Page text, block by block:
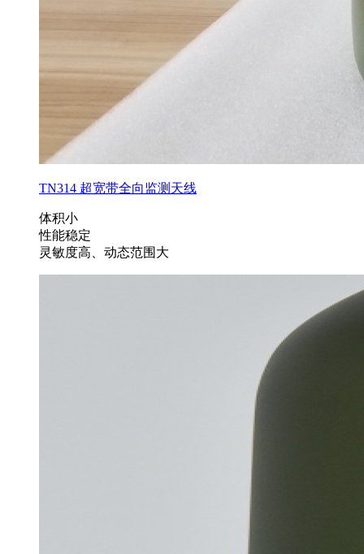
TN314 超宽带全向监测天线
体积小
性能稳定
灵敏度高、动态范围大